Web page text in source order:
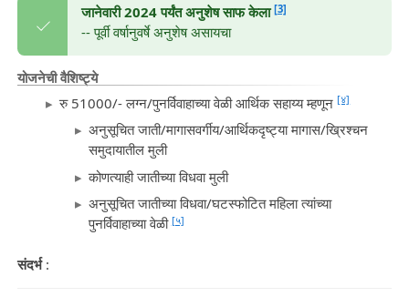
जानेवारी 2024 पर्यंत अनुशेष साफ केला[3]
-- पूर्वी वर्षानुवर्षे अनुशेष असायचा
योजनेची वैशिष्ट्ये
रु 51000/- लग्न/पुनर्विवाहाच्या वेळी आर्थिक सहाय्य म्हणून [४]
अनुसूचित जाती/मागासवर्गीय/आर्थिकदृष्ट्या मागास/ख्रिश्चन
समुदायातील मुली
कोणत्याही जातीच्या विधवा मुली
अनुसूचित जातीच्या विधवा/घटस्फोटित महिला त्यांच्या
पुनर्विवाहाच्या वेळी[५]
संदर्भ: